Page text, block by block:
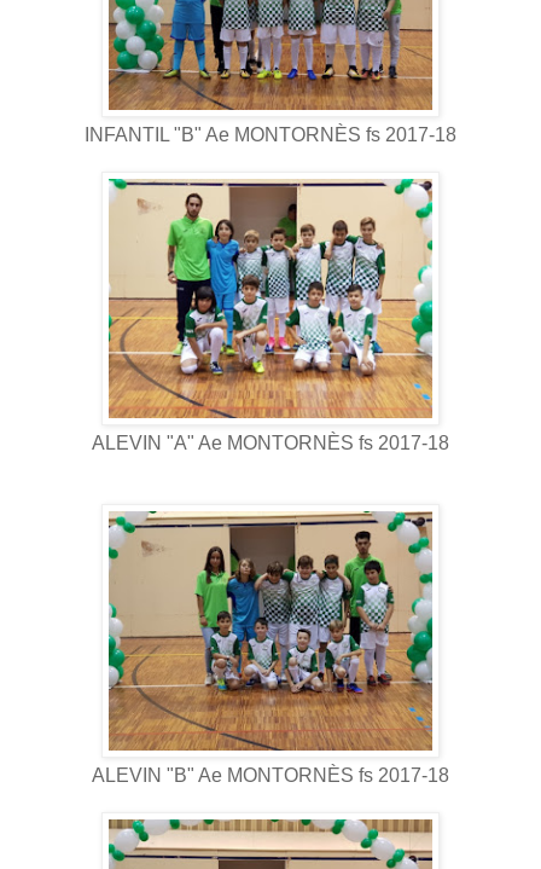
INFANTIL "B" Ae MONTORNÈS fs 2017-18
ALEVIN "A" Ae MONTORNÈS fs 2017-18
ALEVIN "B" Ae MONTORNÈS fs 2017-18